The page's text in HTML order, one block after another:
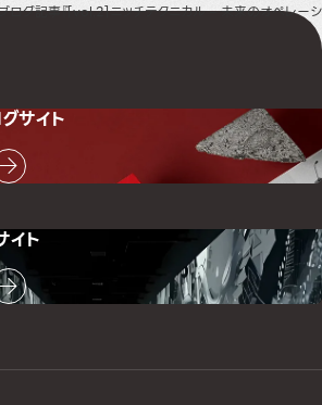
ログ記事『[vol.2]ニッチテクニカル – 未来のオペレー
サイト
イト